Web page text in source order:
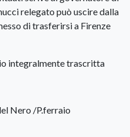
relegato può uscire dalla
di trasferirsi a Firenze
integralmente trascritta
Nero /P.ferraio